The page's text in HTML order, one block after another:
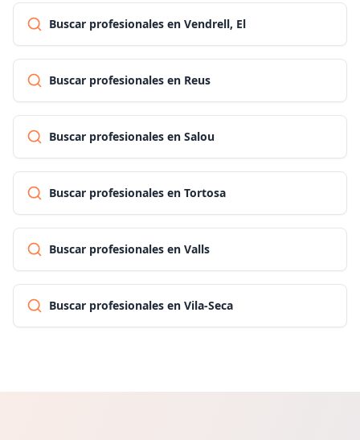
Buscar profesionales en Vendrell, El
Buscar profesionales en Reus
Buscar profesionales en Salou
Buscar profesionales en Tortosa
Buscar profesionales en Valls
Buscar profesionales en Vila-Seca